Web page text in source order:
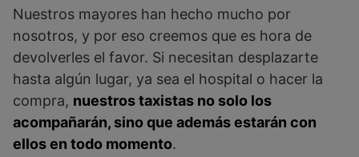
Nuestros mayores han hecho mucho por
nosotros, y por eso creemos que es hora de
devolverles el favor. Si necesitan desplazarte
hasta algún lugar, ya sea el hospital o hacer la
compra, nuestros taxistas no solo los
acompañarán, sino que además estarán con
ellos en todo momento.